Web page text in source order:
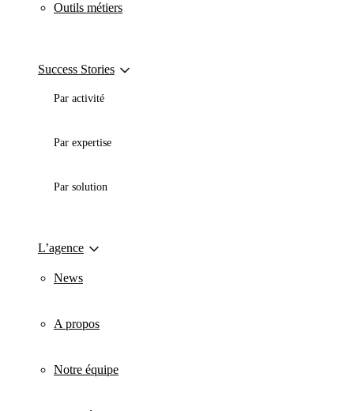
Outils métiers
Success Stories
Par activité
Par expertise
Par solution
L’agence
News
A propos
Notre équipe